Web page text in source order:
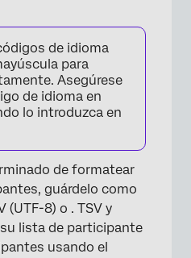
×
de idioma
para
Asegúrese
de idioma en
lo introduzca en
de formatear
guárdelo como
(UTF-8) o . TSV y
lista de participante
usando el